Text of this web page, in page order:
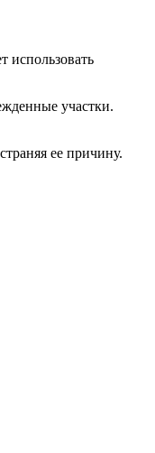
использовать
участки.
ее причину.